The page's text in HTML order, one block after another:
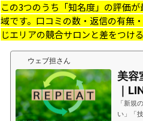
この3つのうち「知名度」の評価
域です。口コミの数・返信の有無
じエリアの競合サロンと差をつけ
ウェブ担さん
美容
｜
来
「新規
い」「